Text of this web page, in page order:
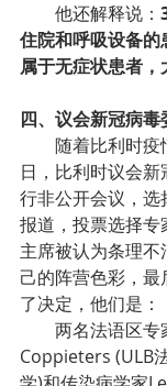
他还解释说：
住院和呼吸设备
属于无症状患者
四、议会新冠病
随着比利时疫
日，比利时议会
行非公开会议，
报道，投票选择专
主席被认为条理
己的阵营色彩，
了决定，他们是：
两名法语区专
Coppieters (ULB